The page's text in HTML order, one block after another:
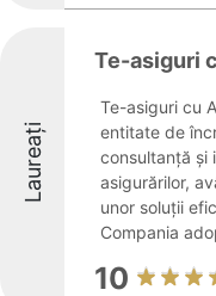
Laureați
Te-asiguri
Te-asiguri cu
entitate de
consultanță și
asigurărilor,
unor soluții
Compania
10